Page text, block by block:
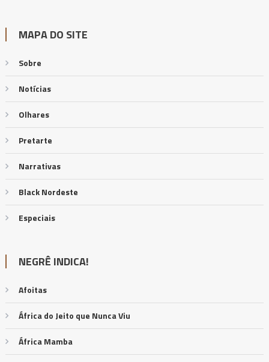
MAPA DO SITE
Sobre
Notícias
Olhares
Pretarte
Narrativas
Black Nordeste
Especiais
NEGRÊ INDICA!
Afoitas
África do Jeito que Nunca Viu
África Mamba